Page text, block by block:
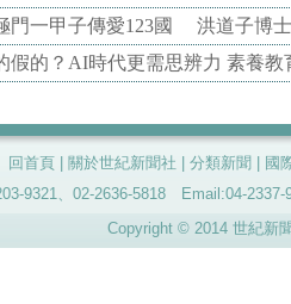
門一甲子傳愛123國 洪道子博
假的？AI時代更需思辨力 素養
回首頁 關於世紀新聞社 分類新聞
國
9321、02-2636-5818 Email:04-
Copyright © 2014 世紀新